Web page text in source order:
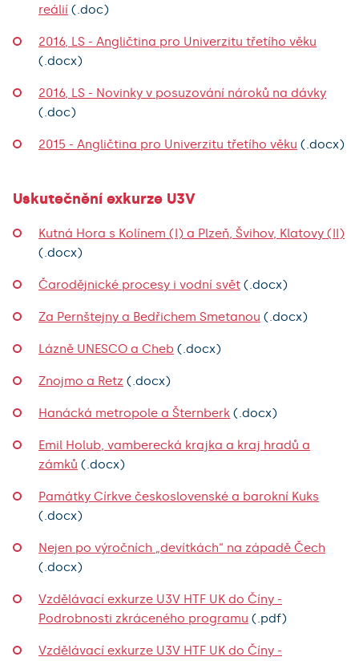
reálií (.doc)
2016, LS - Angličtina pro Univerzitu třetího věku
(.docx)
2016, LS - Novinky v posuzování nároků na dávky
(.doc)
2015 - Angličtina pro Univerzitu třetího věku (.docx)
Uskutečnění exkurze U3V
Kutná Hora s Kolínem (I) a Plzeň, Švihov, Klatovy (II)
(.docx)
Čarodějnické procesy i vodní svět (.docx)
Za Pernštejny a Bedřichem Smetanou (.docx)
Lázně UNESCO a Cheb (.docx)
Znojmo a Retz (.docx)
Hanácká metropole a Šternberk (.docx)
Emil Holub, vamberecká krajka a kraj hradů a
zámků (.docx)
Památky Církve československé a barokní Kuks
(.docx)
Nejen po výročních „devítkách“ na západě Čech
(.docx)
Vzdělávací exkurze U3V HTF UK do Číny -
Podrobnosti zkráceného programu (.pdf)
Vzdělávací exkurze U3V HTF UK do Číny -